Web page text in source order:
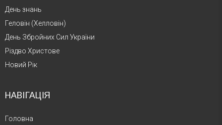
День знань
Геловін (Хелловін)
День Збройних Сил України
Різдво Христове
Новий Рік
НАВІГАЦІЯ
Головна